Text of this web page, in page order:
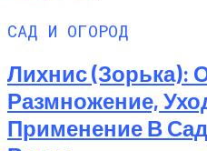
САД И ОГОРОД
Лихнис (Зорька):
Размножение,
Применение В